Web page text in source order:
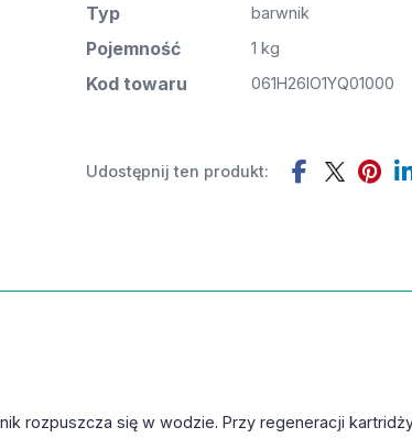
Typ barwnik
Pojemność 1 kg
Kod towaru 061H26IO1YQ01000
Udostępnij ten produkt:
rozpuszcza się w wodzie. Przy regeneracji